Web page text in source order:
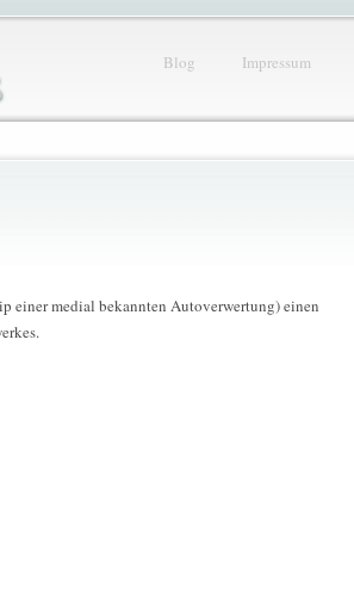
Blog Impressum
einer medial bekannten Autoverwertung) einen